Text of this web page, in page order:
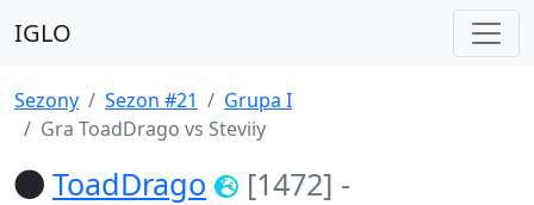
IGLO
Sezony Sezon #21
Grupa I
Gra ToadDrago vs Steviiy
ToadDrago [1472] -